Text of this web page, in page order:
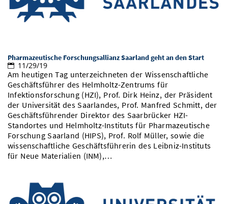
Pharmazeutische Forschungsallianz Saarland geht an den Start
11/29/19
Am heutigen Tag unterzeichneten der Wissenschaftliche
Geschäftsführer des Helmholtz-Zentrums für
Infektionsforschung (HZI), Prof. Dirk Heinz, der Präsident
der Universität des Saarlandes, Prof. Manfred Schmitt, der
Geschäftsführender Direktor des Saarbrücker HZI-
Standortes und Helmholtz-Instituts für Pharmazeutische
Forschung Saarland (HIPS), Prof. Rolf Müller, sowie die
wissenschaftliche Geschäftsführerin des Leibniz-Instituts
für Neue Materialien (INM),…